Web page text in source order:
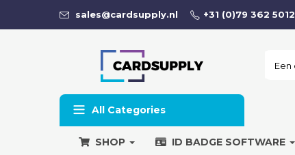
sales@cardsupply.nl +31 (0)79 362 5012
All Categories
SHOP ID BADGE SOFTWARE